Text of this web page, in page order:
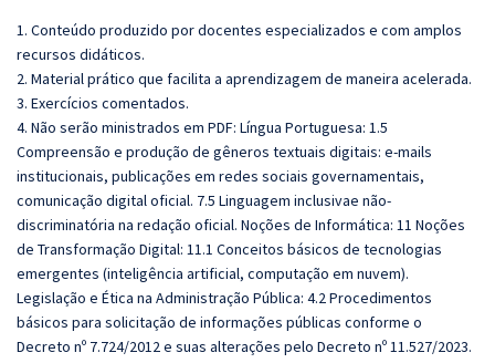
1. Conteúdo produzido por docentes especializados e com amplos
recursos didáticos.
2. Material prático que facilita a aprendizagem de maneira acelerada.
3. Exercícios comentados.
4. Não serão ministrados em PDF: Língua Portuguesa: 1.5
Compreensão e produção de gêneros textuais digitais: e-mails
institucionais, publicações em redes sociais governamentais,
comunicação digital oficial. 7.5 Linguagem inclusivae não-
discriminatória na redação oficial. Noções de Informática: 11 Noções
de Transformação Digital: 11.1 Conceitos básicos de tecnologias
emergentes (inteligência artificial, computação em nuvem).
Legislação e Ética na Administração Pública: 4.2 Procedimentos
básicos para solicitação de informações públicas conforme o
Decreto nº 7.724/2012 e suas alterações pelo Decreto nº 11.527/2023.